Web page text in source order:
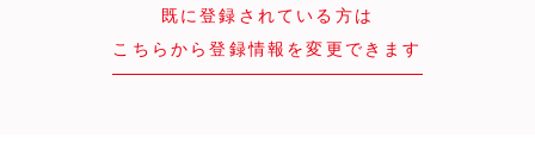
既に登録されている方は
こちらから登録情報を変更できます